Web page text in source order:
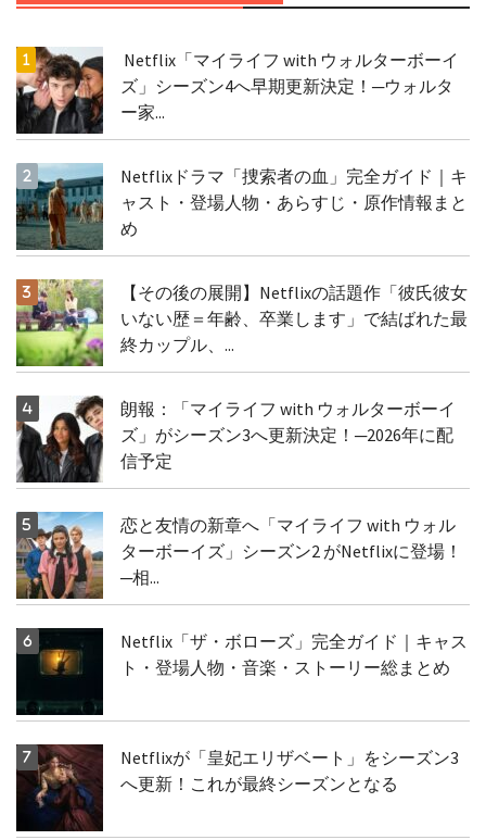
Netflix「マイライフ with ウォルターボーイ
ズ」シーズン4へ早期更新決定！─ウォルタ
ー家...
Netflixドラマ「捜索者の血」完全ガイド｜キ
ャスト・登場人物・あらすじ・原作情報まと
め
【その後の展開】Netflixの話題作「彼氏彼女
いない歴＝年齢、卒業します」で結ばれた最
終カップル、...
朗報：「マイライフ with ウォルターボーイ
ズ」がシーズン3へ更新決定！─2026年に配
信予定
恋と友情の新章へ「マイライフ with ウォル
ターボーイズ」シーズン2 がNetflixに登場！
─相...
Netflix「ザ・ボローズ」完全ガイド｜キャス
ト・登場人物・音楽・ストーリー総まとめ
Netflixが「皇妃エリザベート」をシーズン3
へ更新！これが最終シーズンとなる